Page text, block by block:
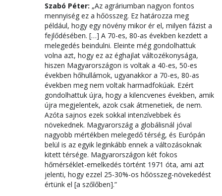
Szabó Péter: „Az agráriumban nagyon fontos
mennyiség ez a hőösszeg. Ez határozza meg
például, hogy egy növény mikor ér el, milyen fázist a
fejlődésében. […] A 70-es, 80-as években kezdett a
melegedés beindulni. Eleinte még gondolhattuk
volna azt, hogy ez az éghajlat változékonysága,
hiszen Magyarországon is voltak a 40-es, 50-es
években hőhullámok, ugyanakkor a 70-es, 80-as
években meg nem voltak harmadfokúak. Ezért
gondolhattuk újra, hogy a kilencvenes években, amik
újra megjelentek, azok csak átmenetiek, de nem.
Azóta sajnos ezek sokkal intenzívebbek és
növekednek. Magyarország a globálisnál jóval
nagyobb mértékben melegedő térség, és Európán
belül is az egyik leginkább ennek a változásoknak
kitett térsége. Magyarországon két fokos
hőmérséklet-emelkedés történt 1971 óta, ami azt
jelenti, hogy ezzel 25-30%-os hőösszeg-növekedést
értünk el [a szőlőben].”